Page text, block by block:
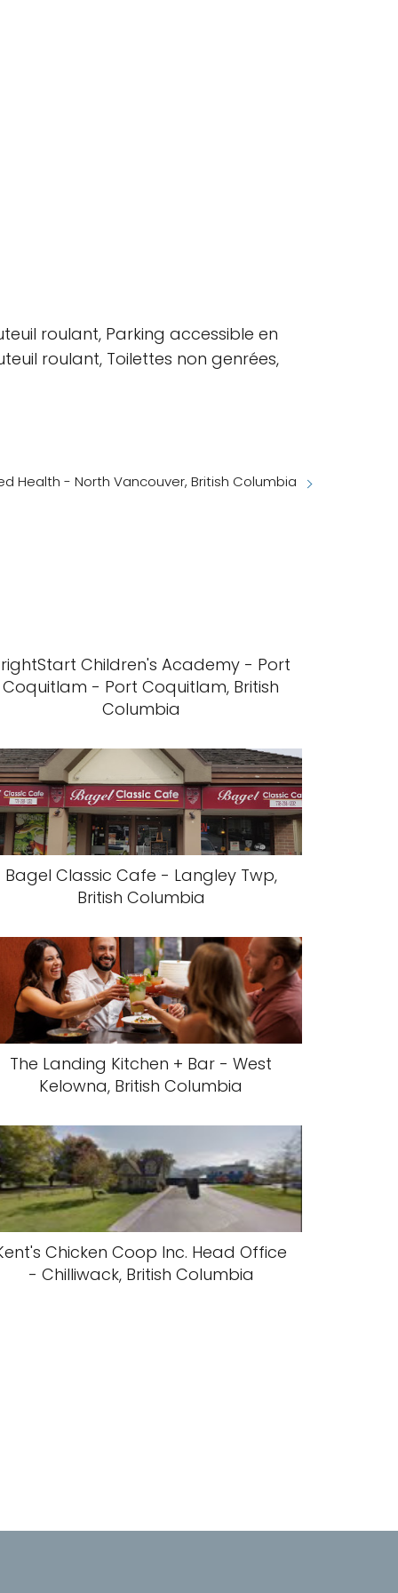
roulant, Parking accessible en
roulant, Toilettes non genrées,
Health - North Vancouver, British Columbia
Children's Academy - Port
Coquitlam - Port Coquitlam, British
Columbia
Bagel Classic Cafe - Langley Twp,
British Columbia
The Landing Kitchen + Bar - West
Kelowna, British Columbia
Chicken Coop Inc. Head Office
- Chilliwack, British Columbia